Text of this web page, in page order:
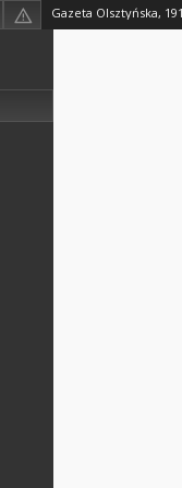
Gazeta Olsztyńska,